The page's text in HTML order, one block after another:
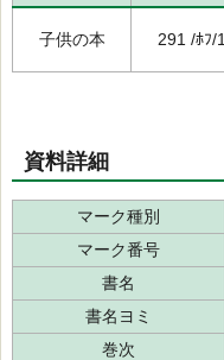
子供の本 291 /ﾎﾌ/1
資料詳細
マーク種別
マーク番号
書名
書名ヨミ
巻次